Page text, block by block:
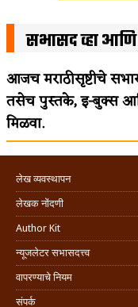
सभासद व्हा
आजच मराठीसृष्टीचे
तसेच पुस्तके, इ-बुक्स
मिळवा.
लेख व्यवस्थापन
लेखक नोंदणी
Author Kit
न्यूजलेटर सभासदत्त्व
वापरण्याचे नियम
संपर्क